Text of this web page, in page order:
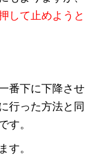
して止めようと
番下に下降させ
行った方法と同
す。
す。